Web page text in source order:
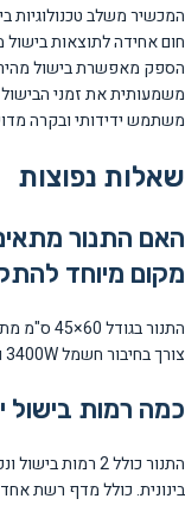
המכשיר משלב
משתמש ידידותי ובקרה
שאלות נפוצות
האם התנור
מקום מיוחד
התנור
צורך בחיבור חשמל 3400W ובמינימום 1.5 מטר אורך כבל.
כמה רמות בישול
בינונית. כולל מדף רשת